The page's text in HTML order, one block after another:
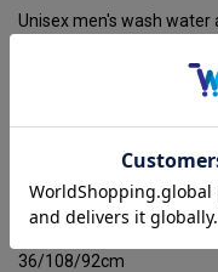
Unisex men's wash
シュインク＆カラーマッ
【サイズ】S-XL
パンツ丈/ウエスト
30/107/77
32/107/81
36/108/92cm